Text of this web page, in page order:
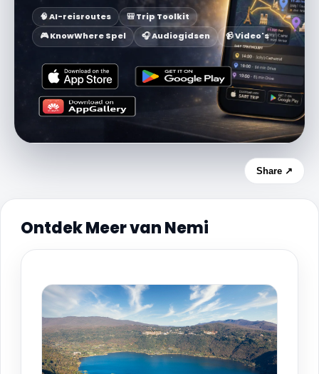
🧠 AI-reisroutes
🎒 Trip Toolkit
🎮 KnowWhere Spel
🎧 Audiogidsen 📹 Video's
Share ↗
Ontdek Meer van Nemi